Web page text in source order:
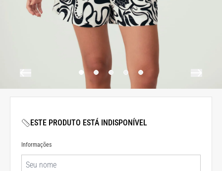
ESTE PRODUTO ESTÁ INDISPONÍVEL
Informações